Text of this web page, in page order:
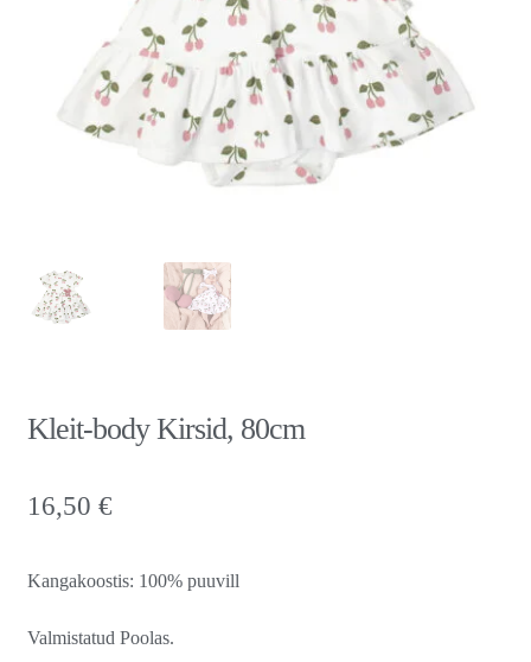
Kleit-body Kirsid, 80cm
16,50 €
Kangakoostis: 100% puuvill
Valmistatud Poolas.